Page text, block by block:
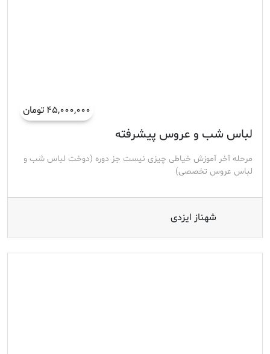
۴۵,۰۰۰,۰۰۰ تومان
لباس شب و عروس پیشرفته
مرحله آخر آموزش خیاطی چیزی نیست جز دوره (دوخت لباس شب و
لباس عروس تخصصی)
شهناز ایزدی